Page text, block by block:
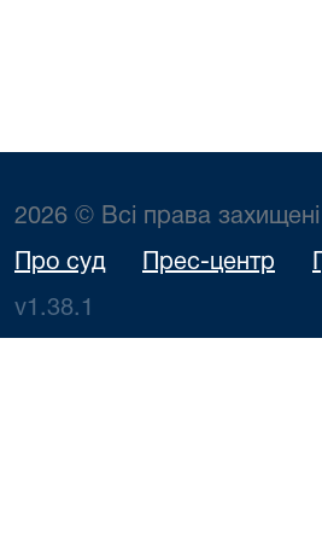
2026 © Всі права захищені
Про суд Прес-центр
v1.38.1